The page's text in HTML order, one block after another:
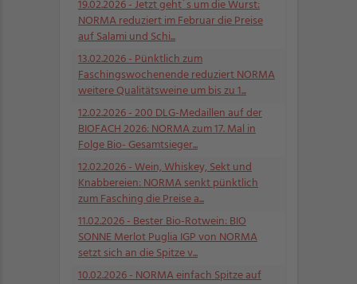
19.02.2026- Jetzt geht´s um die Wurst:
NORMA reduziert im Februar die Preise
auf Salami und Schi...
13.02.2026- Pünktlich zum
Faschingswochenende reduziert NORMA
weitere Qualitätsweine um bis zu 1...
12.02.2026- 200 DLG-Medaillen auf der
BIOFACH 2026: NORMA zum 17. Mal in
Folge Bio- Gesamtsieger...
12.02.2026- Wein, Whiskey, Sekt und
Knabbereien: NORMA senkt pünktlich
zum Fasching die Preise a...
11.02.2026- Bester Bio-Rotwein: BIO
SONNE Merlot Puglia IGP von NORMA
setzt sich an die Spitze v...
10.02.2026- NORMA einfach Spitze auf